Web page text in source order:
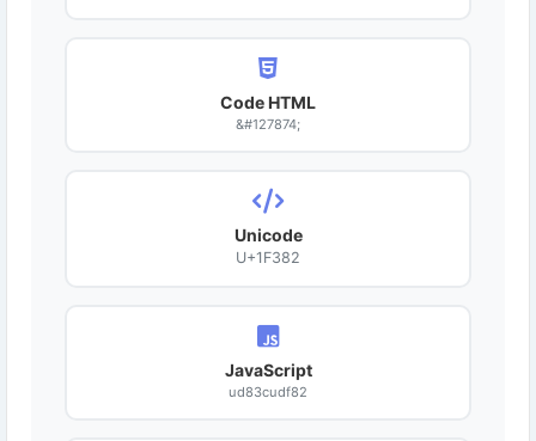
Code HTML
&#127874;
Unicode
U+1F382
JavaScript
ud83cudf82